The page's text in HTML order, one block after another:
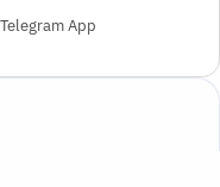
Telegram App